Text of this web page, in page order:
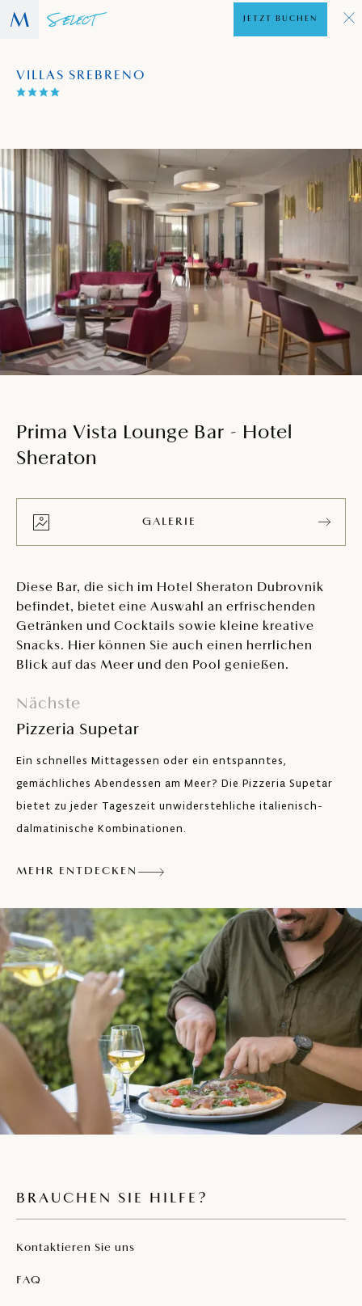
VILLAS SREBRENO
JETZT BUCHEN
Prima Vista Lounge Bar - Hotel
Sheraton
GALERIE
Diese Bar, die sich im Hotel Sheraton Dubrovnik
befindet, bietet eine Auswahl an erfrischenden
Getränken und Cocktails sowie kleine kreative
Snacks. Hier können Sie auch einen herrlichen
Blick auf das Meer und den Pool genießen.
Nächste
Pizzeria Supetar
Ein schnelles Mittagessen oder ein entspanntes,
gemächliches Abendessen am Meer? Die Pizzeria Supetar
bietet zu jeder Tageszeit unwiderstehliche italienisch-
dalmatinische Kombinationen.
MEHR ENTDECKEN
BRAUCHEN SIE HILFE?
Kontaktieren Sie uns
FAQ